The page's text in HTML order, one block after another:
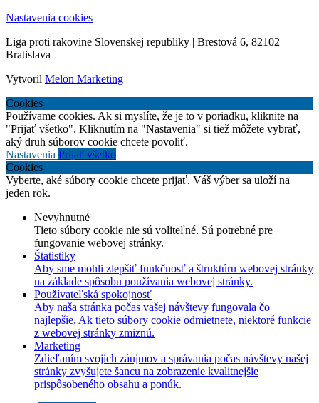
Nastavenia cookies
Liga proti rakovine Slovenskej republiky | Brestová 6, 82102
Bratislava
Vytvoril Melon Marketing
Cookies
Používame cookies. Ak si myslíte, že je to v poriadku, kliknite na
"Prijať všetko". Kliknutím na "Nastavenia" si tiež môžete vybrať,
aký druh súborov cookie chcete povoliť.
Nastavenia Prijať všetko
Cookies
Vyberte, aké súbory cookie chcete prijať. Váš výber sa uloží na
jeden rok.
Nevyhnutné
Tieto súbory cookie nie sú voliteľné. Sú potrebné pre
fungovanie webovej stránky.
Štatistiky
Aby sme mohli zlepšiť funkčnosť a štruktúru webovej stránky
na základe spôsobu používania webovej stránky.
Používateľská spokojnosť
Aby naša stránka počas vašej návštevy fungovala čo
najlepšie. Ak tieto súbory cookie odmietnete, niektoré funkcie
z webovej stránky zmiznú.
Marketing
Zdieľaním svojich záujmov a správania počas návštevy našej
stránky zvyšujete šancu na zobrazenie kvalitnejšie
prispôsobeného obsahu a ponúk.